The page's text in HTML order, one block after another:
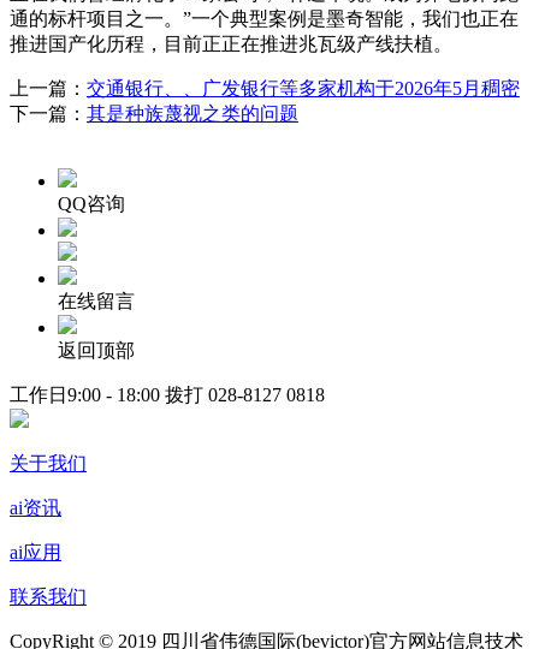
通的标杆项目之一。”一个典型案例是墨奇智能，我们也正在
推进国产化历程，目前正正在推进兆瓦级产线扶植。
上一篇： 交通银行、、广发银行等多家机构于2026年5月稠密
下一篇： 其是种族蔑视之类的问题
QQ咨询
在线留言
返回顶部
工作日9:00 - 18:00 拨打 028-8127 0818
关于我们
ai资讯
ai应用
联系我们
CopyRight © 2019 四川省伟德国际(bevictor)官方网站信息技术